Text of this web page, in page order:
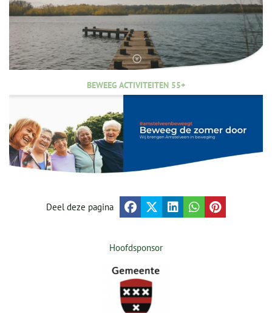
BEWEEG ACTIVITEITEN 55+
Deel deze pagina
Hoofdsponsor